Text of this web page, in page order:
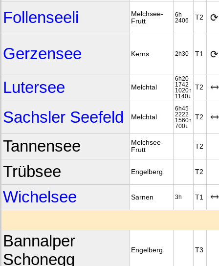
Follenseeli
Melchsee-
Frutt
6h
2406
T2
Gerzensee Kerns 2h30 T1
Lutersee Melchtal
6h20
1742
1020↑
1140↓
T2
Sachsler Seefeld Melchtal
6h45
2222
1560↑
700↓
T2
Tannensee
Melchsee-
Frutt
T2
Trübsee Engelberg T2
Wichelsee Sarnen 3h T1
Bannalper
Schonegg
Engelberg T3